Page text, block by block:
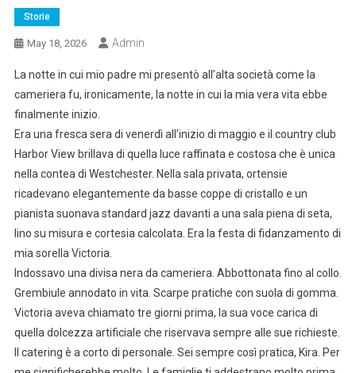
Storie
May 18, 2026 Admin
La notte in cui mio padre mi presentò all’alta società come la
cameriera fu, ironicamente, la notte in cui la mia vera vita ebbe
finalmente inizio.
Era una fresca sera di venerdì all’inizio di maggio e il country club
Harbor View brillava di quella luce raffinata e costosa che è unica
nella contea di Westchester. Nella sala privata, ortensie
ricadevano elegantemente da basse coppe di cristallo e un
pianista suonava standard jazz davanti a una sala piena di seta,
lino su misura e cortesia calcolata. Era la festa di fidanzamento di
mia sorella Victoria.
Indossavo una divisa nera da cameriera. Abbottonata fino al collo.
Grembiule annodato in vita. Scarpe pratiche con suola di gomma.
Victoria aveva chiamato tre giorni prima, la sua voce carica di
quella dolcezza artificiale che riservava sempre alle sue richieste.
Il catering è a corto di personale. Sei sempre così pratica, Kira. Per